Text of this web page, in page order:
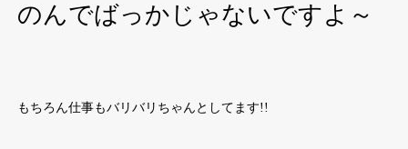
のんでばっかじゃないですよ～
もちろん仕事もバリバリちゃんとしてます!!